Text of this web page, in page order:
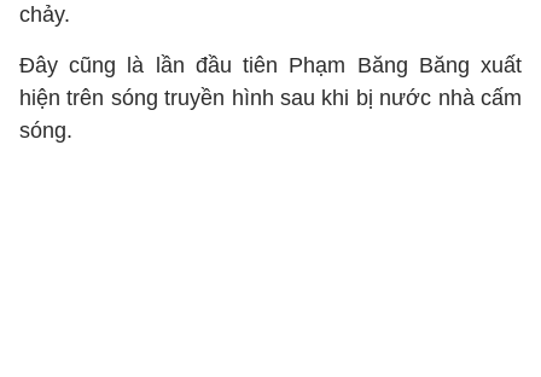
chảy.
Đây cũng là lần đầu tiên Phạm Băng Băng xuất
hiện trên sóng truyền hình sau khi bị nước nhà cấm
sóng.